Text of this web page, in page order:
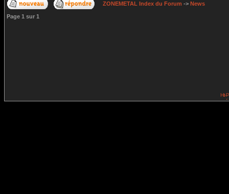
ZONEMETAL Index du Forum -> News
Page 1 sur 1